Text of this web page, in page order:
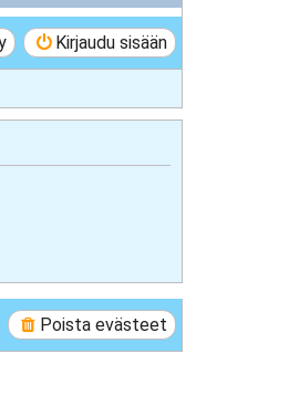
Kirjaudu sisään
Poista evästeet